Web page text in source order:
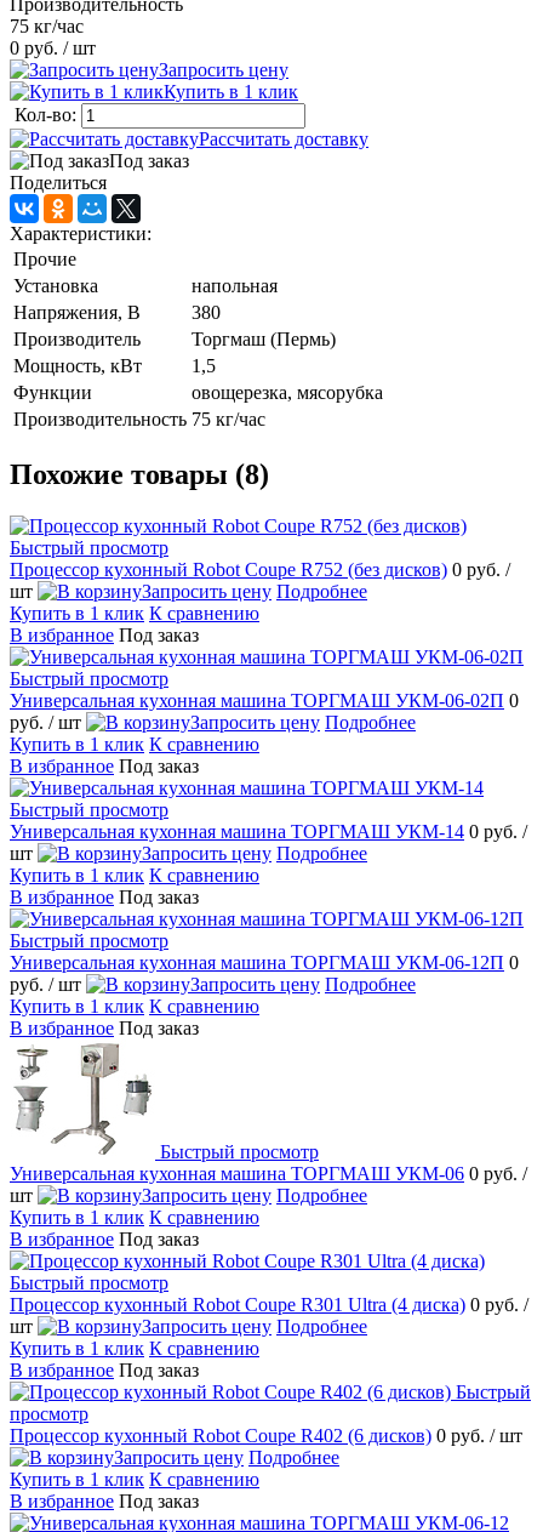
75 кг/час
0 руб. / шт
Запросить цену
Купить в 1 клик
Кол-во:
Рассчитать доставку
Под заказ
Поделиться
Характеристики:
Прочие
Установка
напольная
Напряжения, В
380
Производитель
Торгмаш (Пермь)
Мощность, кВт
1,5
Функции
овощерезка, мясорубка
Производительность 75 кг/час
Похожие товары (8)
Быстрый просмотр
Процессор кухонный Robot Coupe R752 (без дисков) 0 руб. /
шт
Запросить цену Подробнее
Купить в 1 клик К сравнению
В избранное Под заказ
Быстрый просмотр
Универсальная кухонная машина ТОРГМАШ УКМ-06-02П 0
руб. / шт Запросить цену Подробнее
Купить в 1 клик К сравнению
В избранное Под заказ
Быстрый просмотр
Универсальная кухонная машина ТОРГМАШ УКМ-14 0 руб. /
шт
Запросить цену Подробнее
Купить в 1 клик К сравнению
В избранное Под заказ
Быстрый просмотр
Универсальная кухонная машина ТОРГМАШ УКМ-06-12П 0
руб. / шт Запросить цену Подробнее
Купить в 1 клик К сравнению
В избранное Под заказ
Быстрый просмотр
Универсальная кухонная машина ТОРГМАШ УКМ-06 0 руб. /
шт
Запросить цену Подробнее
Купить в 1 клик К сравнению
В избранное Под заказ
Быстрый просмотр
Процессор кухонный Robot Coupe R301 Ultra (4 диска) 0 руб. /
шт
Запросить цену Подробнее
Купить в 1 клик К сравнению
В избранное Под заказ
Быстрый
просмотр
Процессор кухонный Robot Coupe R402 (6 дисков) 0 руб. / шт
Запросить цену Подробнее
Купить в 1 клик К сравнению
В избранное Под заказ